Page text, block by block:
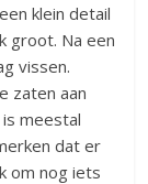
klein detail
groot. Na een
vissen.
zaten aan
meestal
dat er
om nog iets